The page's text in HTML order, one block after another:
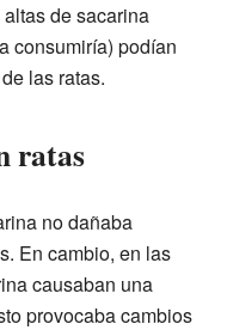
de sacarina
consumiría) podían
las ratas.
ratas
no dañaba
En cambio, en las
causaban una
provocaba cambios